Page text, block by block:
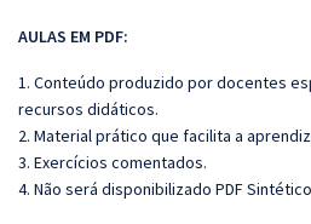
AULAS EM PDF:
1. Conteúdo produzido por docentes
recursos didáticos.
2. Material prático que facilita a
3. Exercícios comentados.
4. Não será disponibilizado PDF